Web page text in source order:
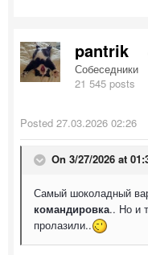
pantrik
Собеседники
21 545 posts
Posted 27.03.2026 02:26
On 3/27/2026 at
Самый шоколадный
командировка.. Но и
пролазили..